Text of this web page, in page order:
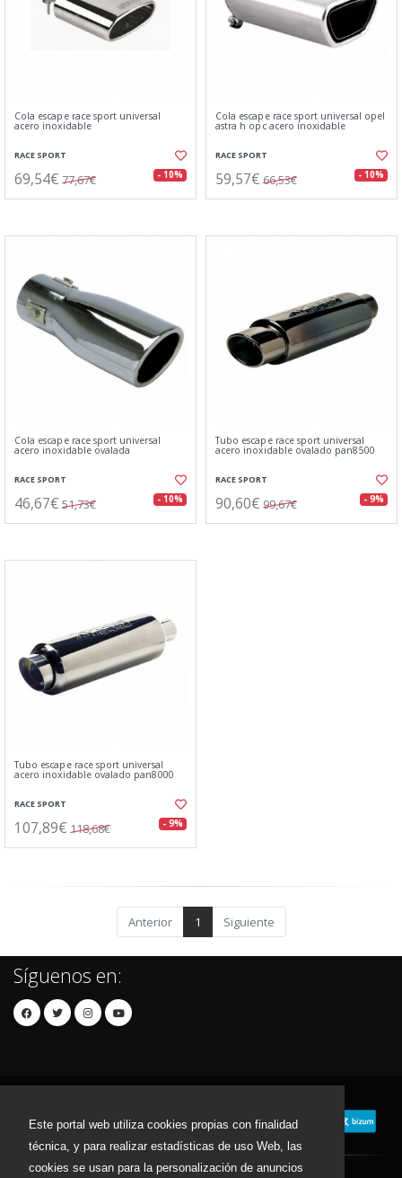
Este portal web utiliza cookies propias con finalidad
técnica, y para realizar estadísticas de uso Web, las
cookies se usan para la personalización de anuncios
Cola escape race sport universal
acero inoxidable
RACE SPORT
69,54€ 77,67€ - 10%
Cola escape race sport universal opel
astra h opc acero inoxidable
RACE SPORT
59,57€ 66,53€ - 10%
Cola escape race sport universal
acero inoxidable ovalada
RACE SPORT
46,67€ 51,73€ - 10%
Tubo escape race sport universal
acero inoxidable ovalado pan8500
RACE SPORT
90,60€ 99,67€ - 9%
Tubo escape race sport universal
acero inoxidable ovalado pan8000
RACE SPORT
107,89€ 118,68€ - 9%
Anterior 1 Siguiente
Síguenos en: